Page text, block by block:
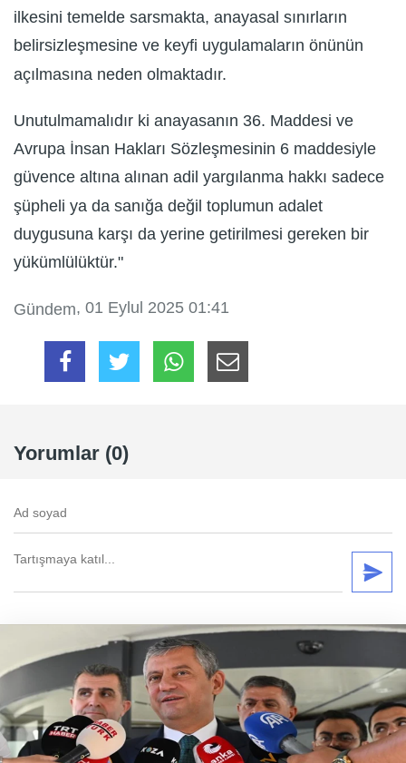
ilkesini temelde sarsmakta, anayasal sınırların
belirsizleşmesine ve keyfi uygulamaların önünün
açılmasına neden olmaktadır.
Unutulmamalıdır ki anayasanın 36. Maddesi ve
Avrupa İnsan Hakları Sözleşmesinin 6 maddesiyle
güvence altına alınan adil yargılanma hakkı sadece
şüpheli ya da sanığa değil toplumun adalet
duygusuna karşı da yerine getirilmesi gereken bir
yükümlülüktür."
Gündem, 01 Eylul 2025 01:41
Yorumlar (0)